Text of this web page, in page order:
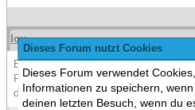
Dieses Forum nutzt Cookies
Dieses Forum verwendet
Informationen zu speichern,
deinen letzten Besuch, wenn du
Icy
Einfach ignorieren. Wer weiß warum
Forenaktion sein kann in der man
das man teilnimmt.